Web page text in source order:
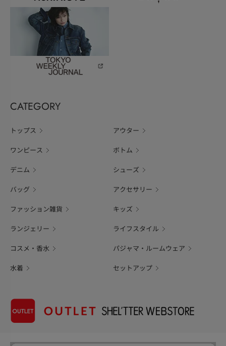
CATEGORY
トップス アウター
ワンピース ボトム
デニム シューズ
バッグ アクセサリー
ファッション雑貨 キッズ
ランジェリー ライフスタイル
コスメ・香水 パジャマ・ルームウェア
水着 セットアップ